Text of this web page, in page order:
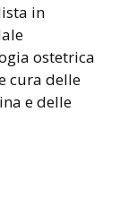
in
ostetrica
cura delle
e delle